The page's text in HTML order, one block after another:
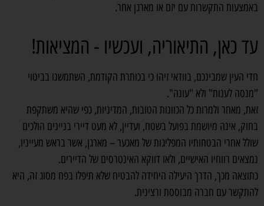
באמצעות התקשרות עם יזם או מארגן אחר.
עד כאן, התיאוריה, ועכשיו - המציאות!
חדי העין שמבינכם, בוודאי זיהו כי בכותרת הקודמת, השתמשנו בביטוי
"מנסה לענות" ולא "עונה".
זאת, מאחר ולמרות כל הכוונות הטובות, המדיניות, כפי שהיא משתקפת
בחוק, אינה מיושמת בפועל בשטח, ועדיין, לא מעט דיירי בניינים הולכים
שולל אחרי הבטחותיו המפליגות של מאכער – מארגן, אשר בראש מעייניו,
נמצאים רווחיו האישיים, ולאו דווקא האינטרסים של הדיירים.
כתוצאה מכך, הדרך היעילה היחידה להבטיח שלא תיפלו בפח מסוג זה, היא
להתקשר עם חברה מבוססת ורצינית.